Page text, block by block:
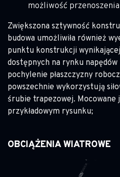
możliwość
Zwiększona sztywność
budowa umożliwiła również
punktu konstrukcji
dostępnych na rynku napędów
pochylenie płaszczyzny
powszechnie wykorzystują
śrubie trapezowej. Mocowane
przykładowym rysunku;
OBCIĄŻENIA WIATROWE